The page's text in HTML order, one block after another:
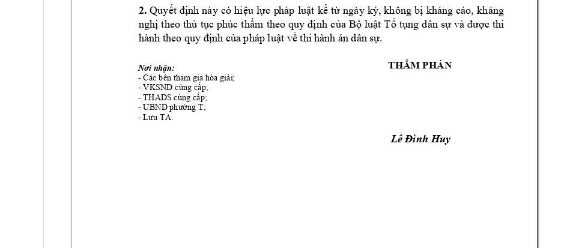
2. Quyết định này có hiệu lực pháp luật kể từ ngày ký, không bị kháng cáo, kháng
nghị theo thủ tục phúc thẩm theo quy định của Bộ luật Tố tụng dân sự và được thi
hành theo quy định của pháp luật về thi hành án dân sự.
Nơi nhận:
- Các bên tham gia hòa giải;
- VKSND cùng cấp;
- THADS cùng cấp;
- UBND phường T;
- Lưu TA.
THẨM PHÁN
Lê Đình Huy